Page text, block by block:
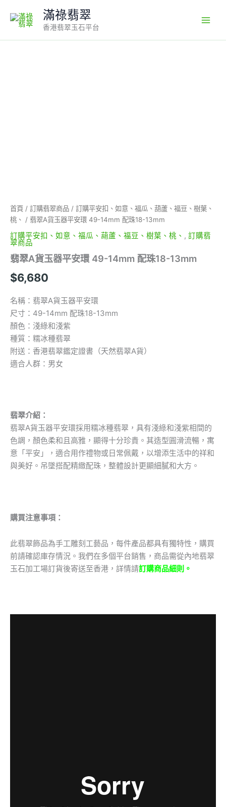
content
滿祿翡翠
香港翡翠玉石平台
首頁 / 訂購翡翠商品 / 訂購平安扣、如意、福瓜、葫蘆、福豆、樹葉、
桃、 / 翡翠A貨玉器平安環 49-14mm 配珠18-13mm
訂購平安扣、如意、福瓜、葫蘆、福豆、樹葉、桃、 , 訂購翡
翠商品
翡翠A貨玉器平安環 49-14mm 配珠18-13mm
$6,680
名稱：翡翠A貨玉器平安環
尺寸：49-14mm 配珠18-13mm
顏色：淺綠和淺紫
種質：糯冰種翡翠
附送：香港翡翠鑑定證書（天然翡翠A貨）
適合人群：男女
翡翠介紹：
翡翠A貨玉器平安環採用糯冰種翡翠，具有淺綠和淺紫相間的
色調，顏色柔和且高雅，顯得十分珍貴。其造型圓滑流暢，寓
意「平安」，適合用作禮物或日常佩戴，以增添生活中的祥和
與美好。吊墜搭配精緻配珠，整體設計更顯細膩和大方。
購買注意事項：
此翡翠飾品為手工雕刻工藝品，每件產品都具有獨特性，購買
前請確認庫存情況。我們在多個平台銷售，商品需從內地翡翠
玉石加工場訂貨後寄送至香港，詳情請訂購商品細則。
數
量